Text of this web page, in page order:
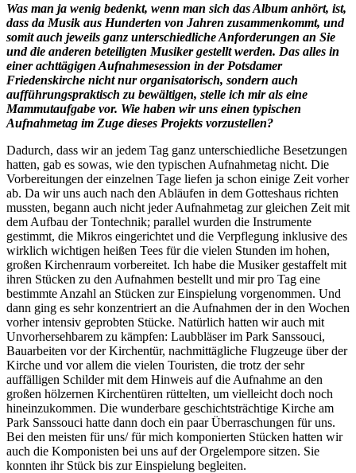
Was man ja wenig bedenkt, wenn man sich das Album anhört, ist,
dass da Musik aus Hunderten von Jahren zusammenkommt, und
somit auch jeweils ganz unterschiedliche Anforderungen an Sie
und die anderen beteiligten Musiker gestellt werden. Das alles in
einer achttägigen Aufnahmesession in der Potsdamer
Friedenskirche nicht nur organisatorisch, sondern auch
aufführungspraktisch zu bewältigen, stelle ich mir als eine
Mammutaufgabe vor. Wie haben wir uns einen typischen
Aufnahmetag im Zuge dieses Projekts vorzustellen?
Dadurch, dass wir an jedem Tag ganz unterschiedliche Besetzungen
hatten, gab es sowas, wie den typischen Aufnahmetag nicht. Die
Vorbereitungen der einzelnen Tage liefen ja schon einige Zeit vorher
ab. Da wir uns auch nach den Abläufen in dem Gotteshaus richten
mussten, begann auch nicht jeder Aufnahmetag zur gleichen Zeit mit
dem Aufbau der Tontechnik; parallel wurden die Instrumente
gestimmt, die Mikros eingerichtet und die Verpflegung inklusive des
wirklich wichtigen heißen Tees für die vielen Stunden im hohen,
großen Kirchenraum vorbereitet. Ich habe die Musiker gestaffelt mit
ihren Stücken zu den Aufnahmen bestellt und mir pro Tag eine
bestimmte Anzahl an Stücken zur Einspielung vorgenommen. Und
dann ging es sehr konzentriert an die Aufnahmen der in den Wochen
vorher intensiv geprobten Stücke. Natürlich hatten wir auch mit
Unvorhersehbarem zu kämpfen: Laubbläser im Park Sanssouci,
Bauarbeiten vor der Kirchentür, nachmittägliche Flugzeuge über der
Kirche und vor allem die vielen Touristen, die trotz der sehr
auffälligen Schilder mit dem Hinweis auf die Aufnahme an den
großen hölzernen Kirchentüren rüttelten, um vielleicht doch noch
hineinzukommen. Die wunderbare geschichtsträchtige Kirche am
Park Sanssouci hatte dann doch ein paar Überraschungen für uns.
Bei den meisten für uns/ für mich komponierten Stücken hatten wir
auch die Komponisten bei uns auf der Orgelempore sitzen. Sie
konnten ihr Stück bis zur Einspielung begleiten.